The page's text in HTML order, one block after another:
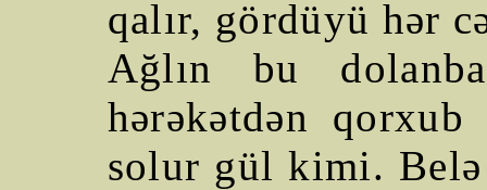
qalır, gördüyü hər
Ağlın bu
hərəkətdən
solur gül kimi.